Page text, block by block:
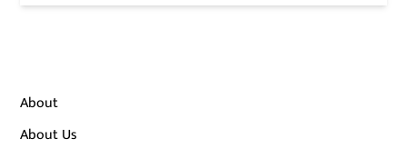
About
About Us